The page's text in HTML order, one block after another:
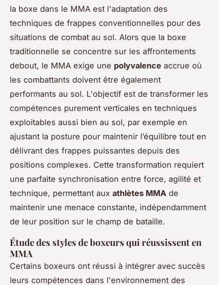
la boxe dans le MMA est l'adaptation des
techniques de frappes conventionnelles pour des
situations de combat au sol. Alors que la boxe
traditionnelle se concentre sur les affrontements
debout, le MMA exige une polyvalence accrue où
les combattants doivent être également
performants au sol. L'objectif est de transformer les
compétences purement verticales en techniques
exploitables aussi bien au sol, par exemple en
ajustant la posture pour maintenir l’équilibre tout en
délivrant des frappes puissantes depuis des
positions complexes. Cette transformation requiert
une parfaite synchronisation entre force, agilité et
technique, permettant aux athlètes MMA de
maintenir une menace constante, indépendamment
de leur position sur le champ de bataille.
Étude des styles de boxeurs qui réussissent en
MMA
Certains boxeurs ont réussi à intégrer avec succès
leurs compétences dans l'environnement des